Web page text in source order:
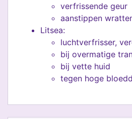
verfrissende geur
aanstippen
Litsea:
luchtverfrisser,
bij overmatige
bij vette huid
tegen hoge